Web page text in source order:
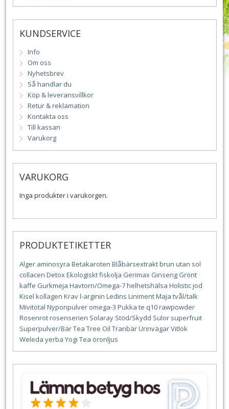
KUNDSERVICE
Info
Om oss
Nyhetsbrev
Så handlar du
Köp & leveransvillkor
Retur & reklamation
Kontakta oss
Till kassan
Varukorg
VARUKORG
Inga produkter i varukorgen.
PRODUKTETIKETTER
Alger aminosyra Betakaroten Blåbärsextraktbrun utan sol
collacen DetoxEkologisktfiskolja Gerimax Ginseng Grönt
kaffe Gurkmeja Havtorn/Omega-7helhetshälsa Holisticjod
Kisel kollagen Kravl-arginin Ledins LinimentMaja tvål/talk
Mivitotal Nyponpulver omega-3 Pukka te q10rawpowder
Rosenrotrosenserien Solaray Stöd/Skydd Sulor superfruit
Superpulver/BärTea Tree Oil TranbärUrinvägarVitlök
Weleda yerba Yogi Tea öronljus